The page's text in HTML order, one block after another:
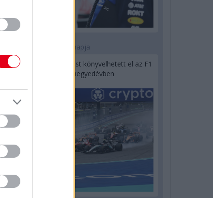
1 napja
Óriási bevétel-visszaesést könyvelhetett el az F1
a második negyedévben